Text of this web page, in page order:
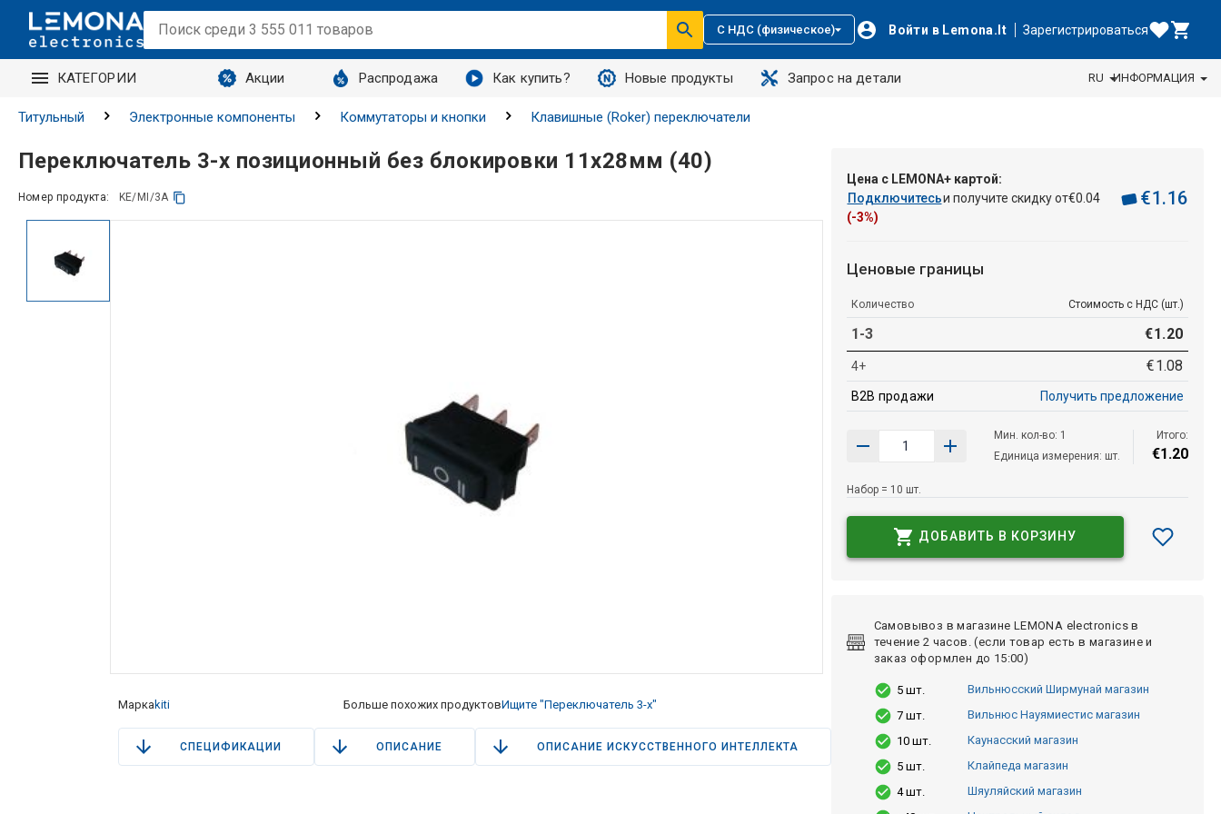
С НДС (физическое) Войти в Lemona.lt Зарегистрироваться
КАТЕГОРИИ Акции Распродажа Как купить? Новые продукты Запрос на детали RU ИНФОРМАЦИЯ
Титульный Электронные компоненты Коммутаторы и кнопки Клавишные (Roker) переключатели
Переключатель 3-х позиционный без блокировки 11х28мм (40)
Номер продукта: KE/MI/3A
Маркаkiti Больше похожих продуктовИщите "Переключатель 3-х"
СПЕЦИФИКАЦИИ ОПИСАНИЕ ОПИСАНИЕ ИСКУССТВЕННОГО ИНТЕЛЛЕКТА
Цена с LEMONA+ картой:
Подключитесьи получите скидку от€0 04
(-3%)
€1.16
Ценовые границы
Количество Стоимость с НДС (шт.)
1-3 €1.20
4+ €1.08
B2B продажи Получить предложение
Мин. кол-во: 1
Единица измерения: шт.
Итого:
€1.20
Набор = 10 шт.
ДОБАВИТЬ В КОРЗИНУ
Самовывоз в магазине LEMONA electronics в
течение 2 часов. (если товар есть в магазине и
заказ оформлен до 15:00)
5 шт.
Вильнюсский Ширмунай магазин
7 шт.
Вильнюс Науямиестис магазин
10 шт.
Каунасский магазин
5 шт.
Клайпеда магазин
4 шт.
Шяуляйский магазин